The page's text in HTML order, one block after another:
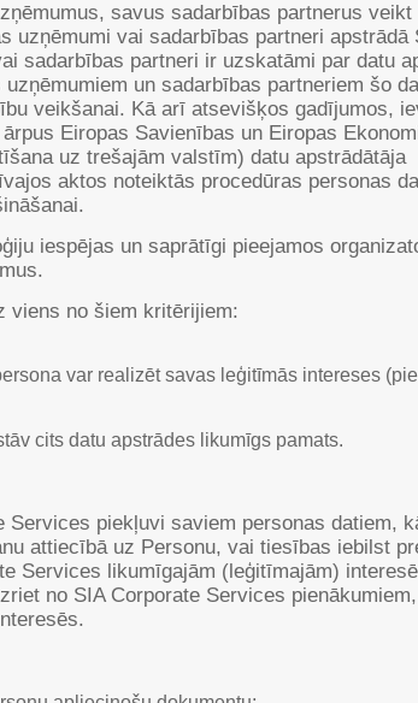
savus sadarbības partnerus veikt
uzņēmumi vai sadarbības partneri apstrādā
sadarbības partneri ir uzskatāmi par datu
un sadarbības partneriem šo
veikšanai. Kā arī atsevišķos gadījumos,
Eiropas Savienības un Eiropas
uz trešajām valstīm) datu apstrādātāja
aktos noteiktās procedūras personas
iespējas un saprātīgi pieejamos
viens no šiem kritērijiem:
var realizēt savas leģitīmās intereses
cits datu apstrādes likumīgs pamats.
piekļuvi saviem personas datiem,
attiecībā uz Personu, vai tiesības iebilst
Services likumīgajām (leģitīmajām)
no SIA Corporate Services